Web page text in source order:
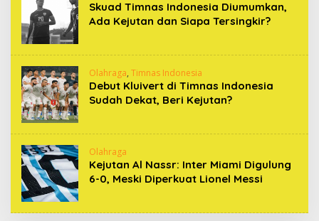
Skuad Timnas Indonesia Diumumkan,
Ada Kejutan dan Siapa Tersingkir?
Olahraga, Timnas Indonesia
Debut Kluivert di Timnas Indonesia
Sudah Dekat, Beri Kejutan?
Olahraga
Kejutan Al Nassr: Inter Miami Digulung
6-0, Meski Diperkuat Lionel Messi